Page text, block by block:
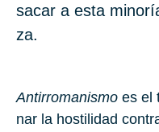
sacar a esta
za.
An­ti­rro­ma­nis­mo es el
nar la hos­ti­li­dad